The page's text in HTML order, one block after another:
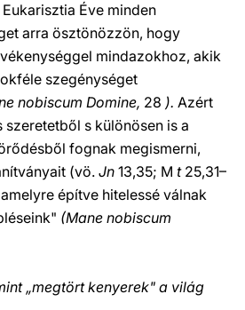
Éve minden
arra ösztönözzön, hogy
mindazokhoz, akik
szegénységet
nobiscum Domine, 28 ). Azért
szeretetből s különösen is a
fognak megismerni,
(vö. Jn 13,35; M t25,31–
építve hitelessé válnak
(Mane nobiscum
„megtört kenyerek" a világ